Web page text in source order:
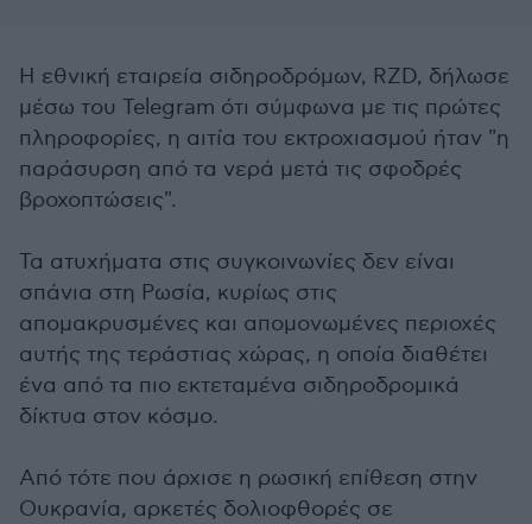
Η εθνική εταιρεία σιδηροδρόμων, RZD, δήλωσε
μέσω του Telegram ότι σύμφωνα με τις πρώτες
πληροφορίες, η αιτία του εκτροχιασμού ήταν "η
παράσυρση από τα νερά μετά τις σφοδρές
βροχοπτώσεις".
Τα ατυχήματα στις συγκοινωνίες δεν είναι
σπάνια στη Ρωσία, κυρίως στις
απομακρυσμένες και απομονωμένες περιοχές
αυτής της τεράστιας χώρας, η οποία διαθέτει
ένα από τα πιο εκτεταμένα σιδηροδρομικά
δίκτυα στον κόσμο.
Από τότε που άρχισε η ρωσική επίθεση στην
Ουκρανία, αρκετές δολιοφθορές σε